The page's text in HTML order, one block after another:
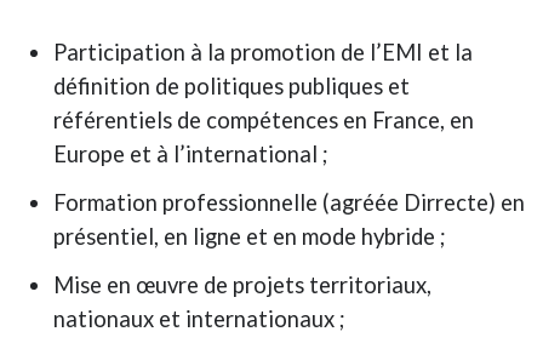
Participation à la promotion de l’EMI et la
définition de politiques publiques et
référentiels de compétences en France, en
Europe et à l’international ;
Formation professionnelle (agréée Dirrecte) en
présentiel, en ligne et en mode hybride ;
Mise en œuvre de projets territoriaux,
nationaux et internationaux ;